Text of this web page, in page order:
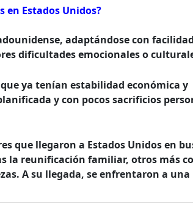
Estados Unidos?
adaptándose con
dificultades emocionales o
ya tenían estabilidad económica y
y con pocos sacrificios
que llegaron a Estados Unidos en
la reunificación familiar, otros más
A su llegada, se enfrentaron a una